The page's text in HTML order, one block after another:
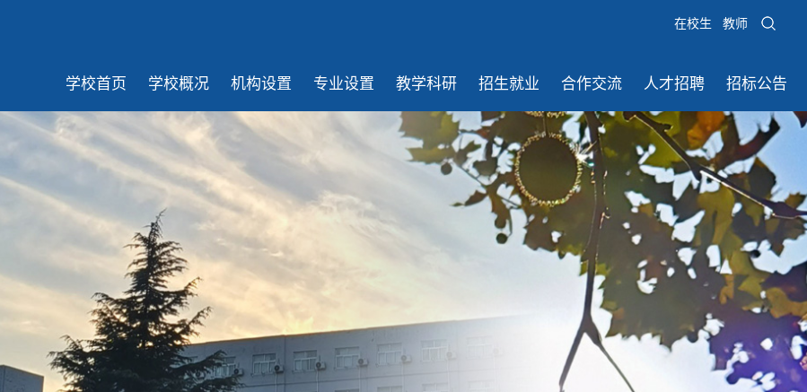
在校生 教师
学校首页 学校概况 机构设置 专业设置 教学科研 招生就业 合作交流 人才招聘 招标公告